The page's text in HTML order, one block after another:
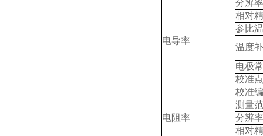
电导率
分辨率
相对
参比
温度
电极
校准点
校准
电阻率
测量
分辨率
相对